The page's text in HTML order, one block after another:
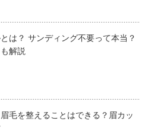
報である「見た目」。
や話し方になります。
容の言語情報は最後です。
人は見た目で相手を判断する習
容師の服装として使えます。
み合わせるだけでおしゃれに見
方は購入しておきましょう。
ンニット×レギンス
は？ サンディング不要って本当？
解説
毛を整えることはできる？眉カッ